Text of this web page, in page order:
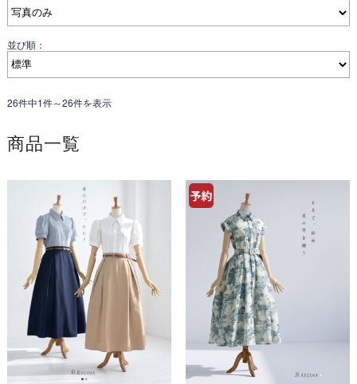
並び順：
26件中1件～26件を表示
商品一覧